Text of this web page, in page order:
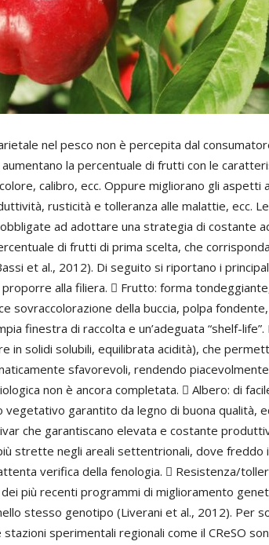
nel pesco non è percepita dal
la percentuale di frutti con le
calibro, ecc. Oppure migliorano gli aspetti
rusticità e tolleranza alle malattie, ecc.
ad adottare una strategia di costante
di frutti di prima scelta, che
et al., 2012). Di seguito si riportano i
alla filiera.  Frutto: forma
sovraccolorazione della buccia, polpa
finestra di raccolta e un’adeguata “shelf-
in solidi solubili, equilibrata acidità), che
sfavorevoli, rendendo
non è ancora completata.  Albero: di
vegetativo garantito da legno di buona qualità,
che garantiscano elevata e costante
strette negli areali settentrionali, dove freddo
verifica della fenologia.  Resistenza/
più recenti programmi di miglioramento
stesso genotipo (Liverani et al., 2012). Per
stazioni sperimentali regionali come il CReSO